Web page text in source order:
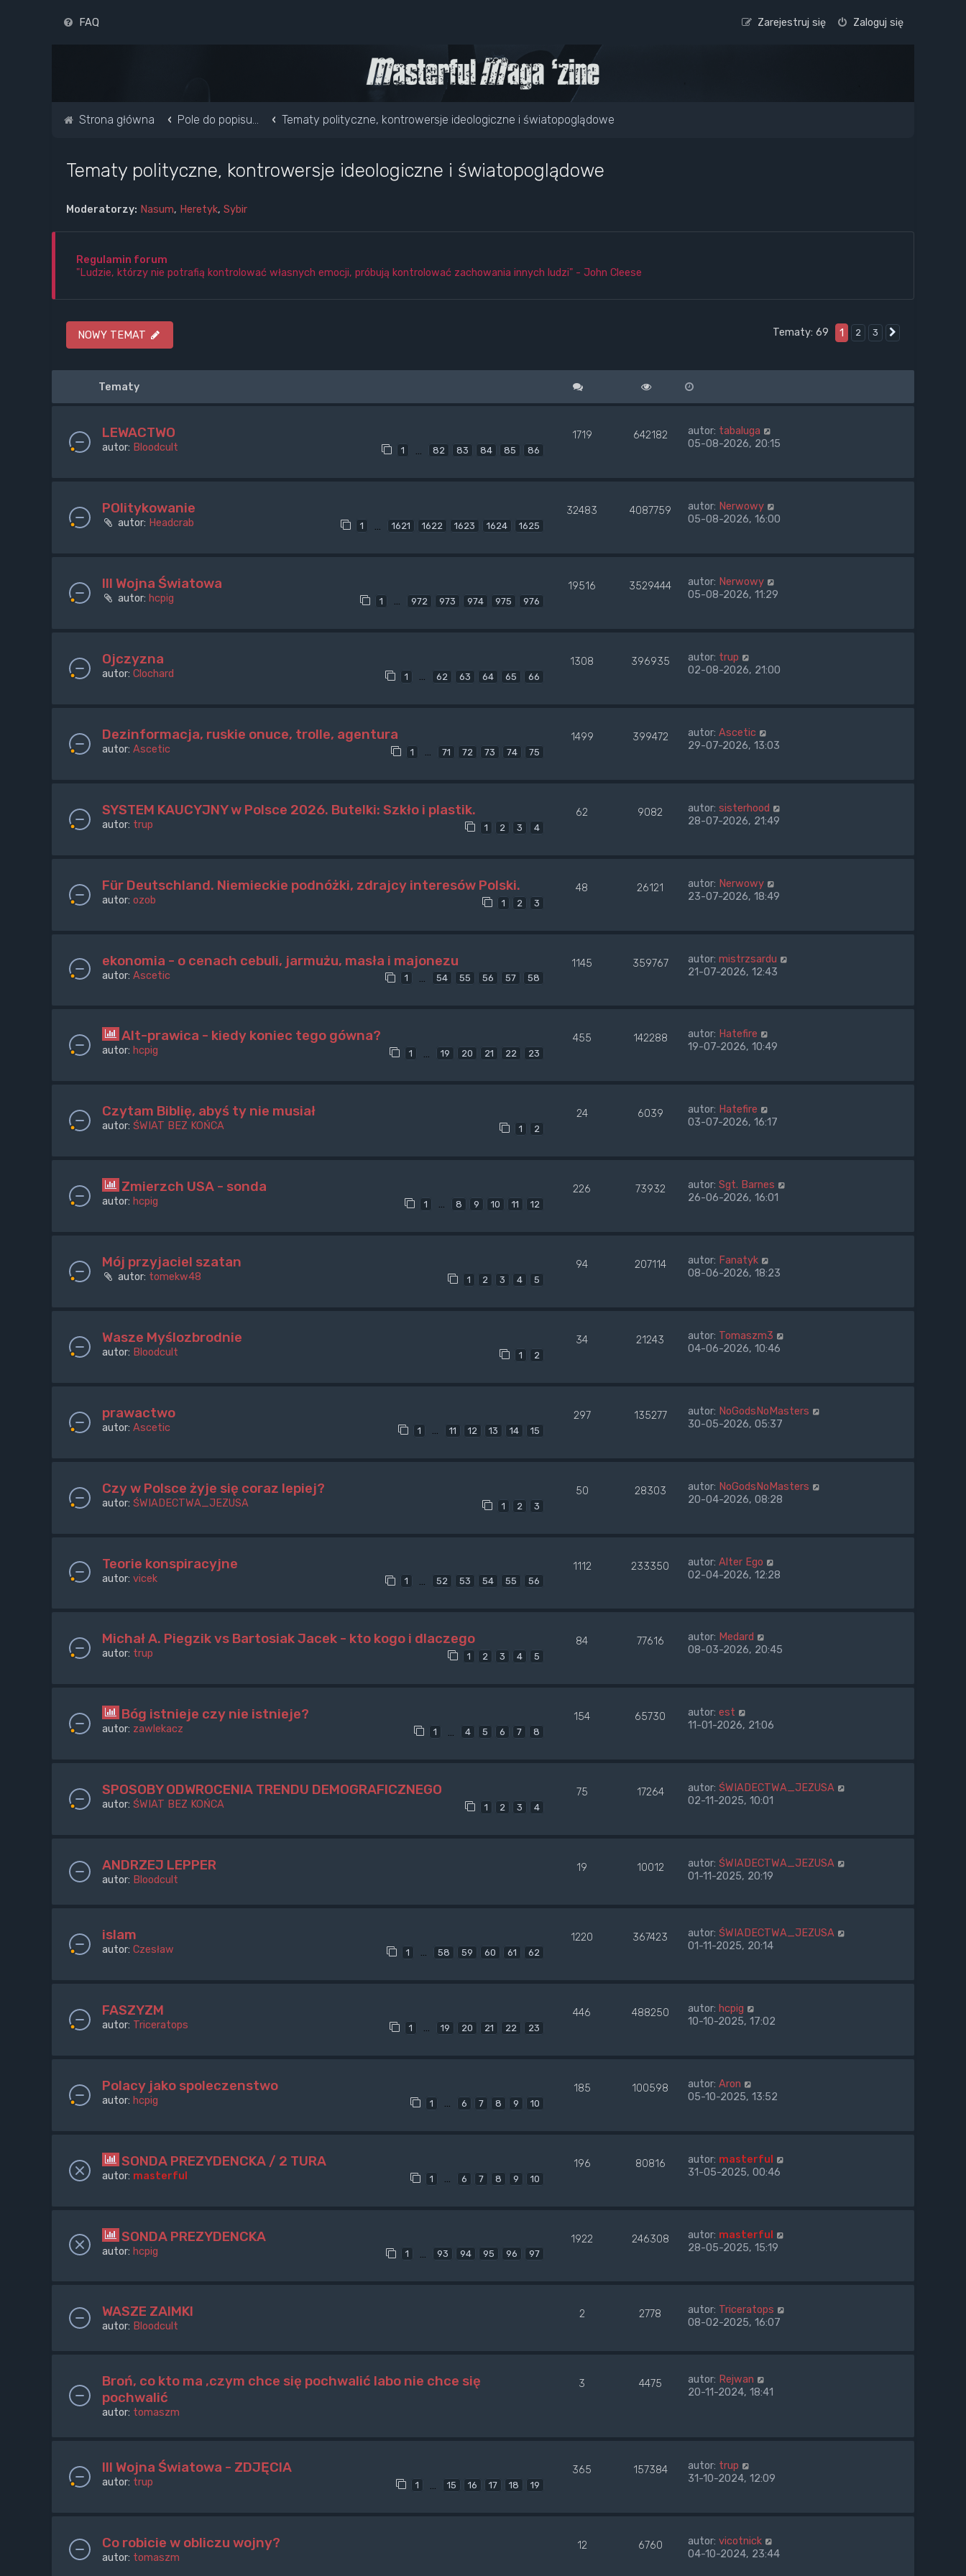
FAQ Zaloguj się
Zarejestruj się
Strona główna Pole do popisu... Tematy polityczne, kontrowersje ideologiczne i światopoglądowe
Tematy polityczne, kontrowersje ideologiczne i światopoglądowe
Moderatorzy: Nasum, Heretyk, Sybir
Regulamin forum
"Ludzie, którzy nie potrafią kontrolować własnych emocji, próbują kontrolować zachowania innych ludzi" - John Cleese
NOWY TEMAT Tematy: 69 1 2 3
Tematy
LEWACTWO
autor: Bloodcult 1 … 82 83 84 85 86
1719 642182 autor: tabaluga
05-08-2026, 20:15
POlitykowanie
autor: Headcrab 1 1621 1622 1623 1624 1625
32483 4087759 autor: Nerwowy
05-08-2026, 16:00
III Wojna Światowa
autor: hcpig 1 … 972 973 974 975 976
19516 3529444 autor: Nerwowy
05-08-2026, 11:29
Ojczyzna
autor: Clochard 1 … 62 63 64 65 66
1308 396935 autor: trup
02-08-2026, 21:00
Dezinformacja, ruskie onuce, trolle, agentura
autor: Ascetic 1 … 71 72 73 74 75
1499 399472 autor: Ascetic
29-07-2026, 13:03
SYSTEM KAUCYJNY w Polsce 2026. Butelki: Szkło i plastik.
autor: trup 1 2 3 4
62 9082 autor: sisterhood
28-07-2026, 21:49
Für Deutschland. Niemieckie podnóżki, zdrajcy interesów Polski.
autor: ozob 1 2 3
48 26121 autor: Nerwowy
23-07-2026, 18:49
ekonomia - o cenach cebuli, jarmużu, masła i majonezu
autor: Ascetic 1 … 54 55 56 57 58
1145 359767 autor: mistrzsardu
21-07-2026, 12:43
Alt-prawica - kiedy koniec tego gówna?
autor: hcpig 1 … 19 20 21 22 23
455 142288 autor: Hatefire
19-07-2026, 10:49
Czytam Biblię, abyś ty nie musiał
autor: ŚWIAT BEZ KOŃCA 1 2
24 6039 autor: Hatefire
03-07-2026, 16:17
Zmierzch USA - sonda
autor: hcpig 1 … 8 9 10 11 12
226 73932 autor: Sgt. Barnes
26-06-2026, 16:01
Mój przyjaciel szatan
autor: tomekw48 1 2 3 4 5
94 207114 autor: Fanatyk
08-06-2026, 18:23
Wasze Myślozbrodnie
autor: Bloodcult 1 2
34 21243 autor: Tomaszm3
04-06-2026, 10:46
prawactwo
autor: Ascetic 1 … 11 12 13 14 15
297 135277 autor: NoGodsNoMasters
30-05-2026, 05:37
Czy w Polsce żyje się coraz lepiej?
autor: ŚWIADECTWA_JEZUSA 1 2 3
50 28303 autor: NoGodsNoMasters
20-04-2026, 08:28
Teorie konspiracyjne
autor: vicek 1 … 52 53 54 55 56
1112 233350 autor: Alter Ego
02-04-2026, 12:28
Michał A. Piegzik vs Bartosiak Jacek - kto kogo i dlaczego
autor: trup 1 2 3 4 5
84 77616 autor: Medard
08-03-2026, 20:45
Bóg istnieje czy nie istnieje?
autor: zawlekacz 1 4 5 6 7 8
154 65730 autor: est
11-01-2026, 21:06
SPOSOBY ODWROCENIA TRENDU DEMOGRAFICZNEGO
autor: ŚWIAT BEZ KOŃCA 1 2 3 4
75 17264 autor: ŚWIADECTWA_JEZUSA
02-11-2025, 10:01
ANDRZEJ LEPPER
autor: Bloodcult
19 10012 autor: ŚWIADECTWA_JEZUSA
01-11-2025, 20:19
islam
autor: Czesław 1 … 58 59 60 61 62
1220 367423 autor: ŚWIADECTWA_JEZUSA
01-11-2025, 20:14
FASZYZM
autor: Triceratops 1 … 19 20 21 22 23
446 488250 autor: hcpig
10-10-2025, 17:02
Polacy jako spoleczenstwo
autor: hcpig 1 … 6 7 8 9 10
185 100598 autor: Aron
05-10-2025, 13:52
SONDA PREZYDENCKA / 2 TURA
autor: masterful 1 … 6 7 8 9 10
196 80816 autor: masterful
31-05-2025, 00:46
SONDA PREZYDENCKA
autor: hcpig 1 … 93 94 95 96 97
1922 246308 autor: masterful
28-05-2025, 15:19
WASZE ZAIMKI
autor: Bloodcult
2 2778 autor: Triceratops
08-02-2025, 16:07
Broń, co kto ma ,czym chce się pochwalić labo nie chce się
pochwalić
autor: tomaszm
3 4475 autor: Rejwan
20-11-2024, 18:41
III Wojna Światowa - ZDJĘCIA
autor: trup 1 … 15 16 17 18 19
365 157384 autor: trup
31-10-2024, 12:09
Co robicie w obliczu wojny?
autor: tomaszm
12 6760 autor: vicotnick
04-10-2024, 23:44